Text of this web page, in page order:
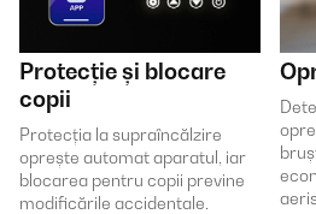
Protecție și blocare
copii
Protecția la supraîncălzire
oprește automat aparatul, iar
blocarea pentru copii previne
modificările accidentale.